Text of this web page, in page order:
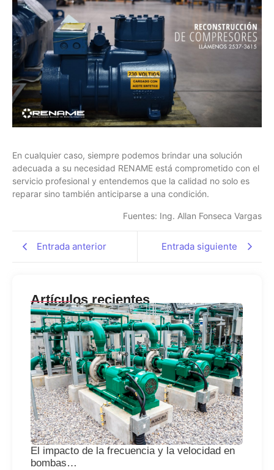
En cualquier caso, siempre podemos brindar una solución
adecuada a su necesidad RENAME está comprometido con el
servicio profesional y entendemos que la calidad no solo es
reparar sino también anticiparse a una condición.
Fuentes: Ing. Allan Fonseca Vargas
Entrada anterior Entrada siguiente
Artículos recientes
El impacto de la frecuencia y la velocidad en
bombas…